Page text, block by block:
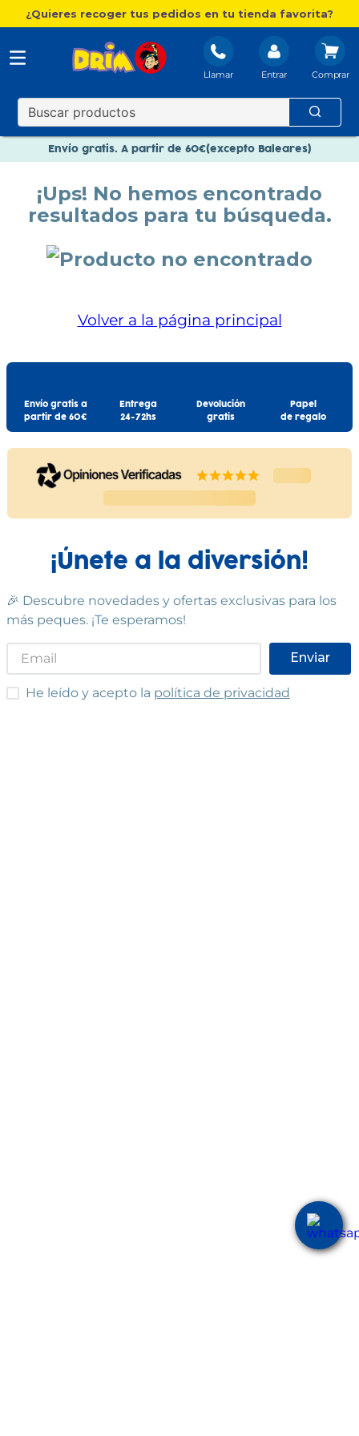
¿Quieres recoger tus pedidos en tu tienda favorita?
Llamar Entrar
Envío gratis. A partir de 60€(excepto Baleares)
Nuevo catálogo Aire Libre
Paga en 3 plazos sin intereses
¡Ups! No hemos encontrado
resultados para tu búsqueda.
Volver a la página principal
Envío gratis a
partir de 60€
Entrega
24-72hs
Devolución
gratis
Papel
de regalo
¡Únete a la diversión!
🎉 Descubre novedades y ofertas exclusivas para los
más peques. ¡Te esperamos!
Enviar
He leído y acepto las condiciones
He leído y acepto la política de privacidad